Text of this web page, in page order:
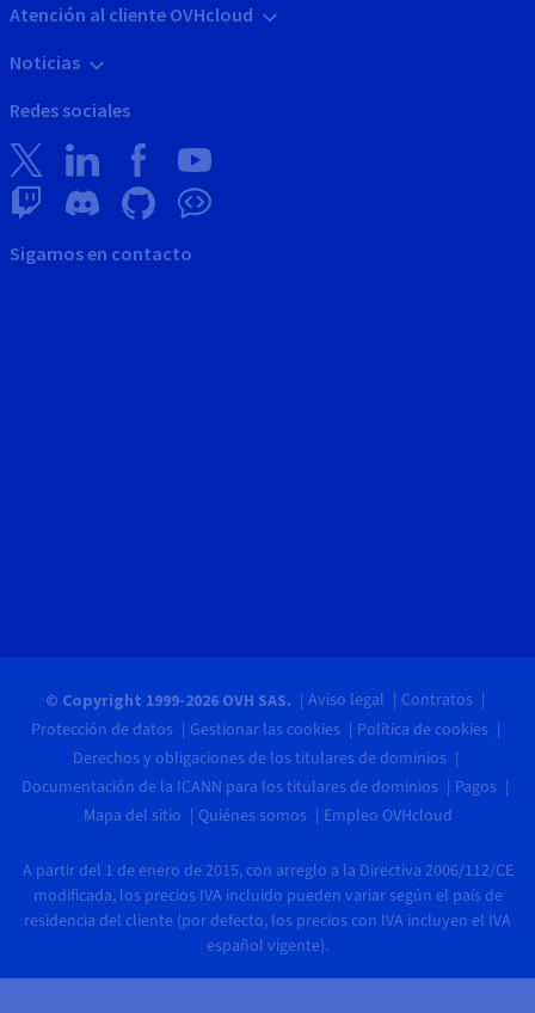
Atención al cliente OVHcloud
Noticias
Redes sociales
Sigamos en contacto
© Copyright 1999-2026 OVH SAS. Aviso legal
Contratos
Protección de datos
Gestionar las cookies
Política de cookies
Derechos y obligaciones de los titulares de dominios
Documentación de la ICANN para los titulares de dominios
Pagos
Mapa del sitio
Quiénes somos Empleo OVHcloud
A partir del 1 de enero de 2015, con arreglo a la Directiva 2006/112/CE
modificada, los precios IVA incluido pueden variar según el país de
residencia del cliente (por defecto, los precios con IVA incluyen el IVA
español vigente).